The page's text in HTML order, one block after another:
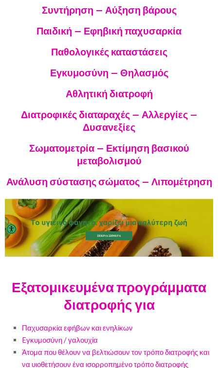
Συντήρηση – Αύξηση βάρους
Παιδική – Εφηβική παχυσαρκία
Παθολογικές καταστάσεις
Εγκυμοσύνη – Θηλασμός
Αθλητική διατροφή
Διατροφικές διαταραχές – Αλλεργίες –
Δυσανεξίες
Σωματομετρία – Εκτίμηση βασικού
μεταβολισμού
Ανάλυση σύστασης σώματος – Λιπομέτρηση
Εξατομικευμένα προγράμματα
διατροφής για
Παχυσαρκία εφήβων και ενηλίκων
Eγκυμοσύνη / γαλουχία
Άτομα που θέλουν να βελτιώσουν τον τρόπο διατροφής και
να υιοθετήσουν ένα ισορροπημένο τρόπο διατροφής